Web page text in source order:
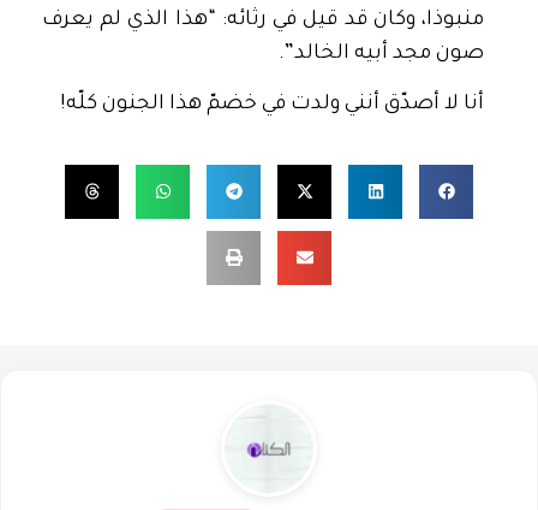
منبوذا، وكان قد قيل في رثائه: “هذا الذي لم يعرف
صون مجد أبيه الخالد”.
أنا لا أصدّق أنني ولدت في خضمّ هذا الجنون كلّه!